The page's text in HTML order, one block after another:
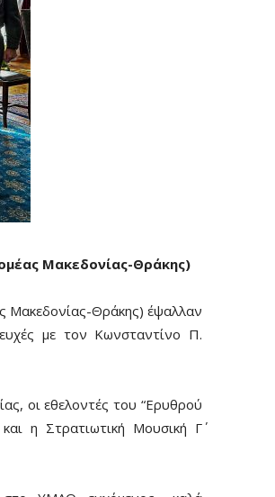
Μακεδονίας-Θράκης)
Μακεδονίας-Θράκης) έψαλλαν
ευχές με τον Κωνσταντίνο Π.
οι εθελοντές του “Ερυθρού
η Στρατιωτική Μουσική Γ΄